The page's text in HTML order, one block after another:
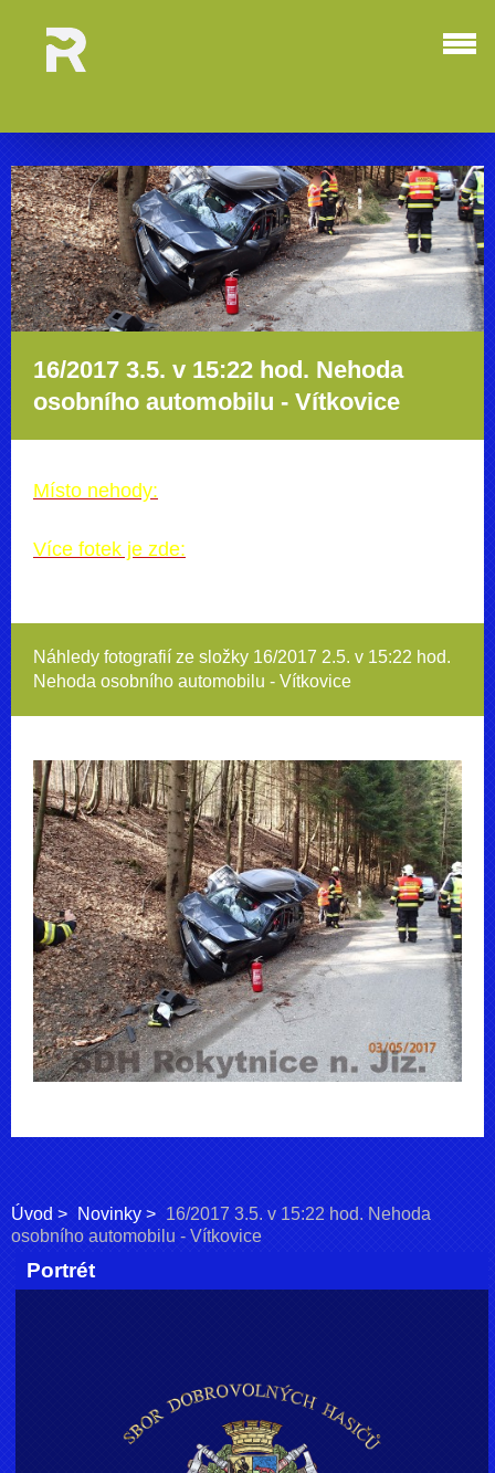
16/2017 3.5. v 15:22 hod. Nehoda
osobního automobilu - Vítkovice
Místo nehody:
Více fotek je zde:
Náhledy fotografií ze složky 16/2017 2.5. v 15:22 hod.
Nehoda osobního automobilu - Vítkovice
Úvod Novinky
16/2017 3.5. v 15:22 hod. Nehoda
osobního automobilu - Vítkovice
Portrét